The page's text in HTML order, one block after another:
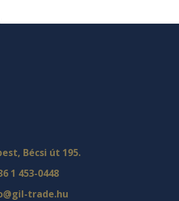
Bécsi út 195.
1 453-0448
trade.hu